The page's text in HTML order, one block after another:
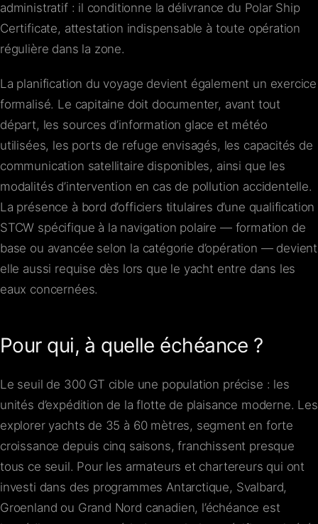
administratif : il conditionne la délivrance du Polar Ship
Certificate, attestation indispensable à toute opération
régulière dans la zone.
La planification du voyage devient également un exercice
formalisé. Le capitaine doit documenter, avant tout
départ, les sources d’information glace et météo
utilisées, les ports de refuge envisagés, les capacités de
communication satellitaire disponibles, ainsi que les
modalités d’intervention en cas de pollution accidentelle.
La présence à bord d’officiers titulaires d’une qualification
STCW spécifique à la navigation polaire — formation de
base ou avancée selon la catégorie d’opération — devient
elle aussi requise dès lors que le yacht entre dans les
eaux concernées.
Pour qui, à quelle échéance ?
Le seuil de 300 GT cible une population précise : les
unités d’expédition de la flotte de plaisance moderne. Les
explorer yachts de 35 à 60 mètres, segment en forte
croissance depuis cinq saisons, franchissent presque
tous ce seuil. Pour les armateurs et chartereurs qui ont
investi dans des programmes Antarctique, Svalbard,
Groenland ou Grand Nord canadien, l’échéance est